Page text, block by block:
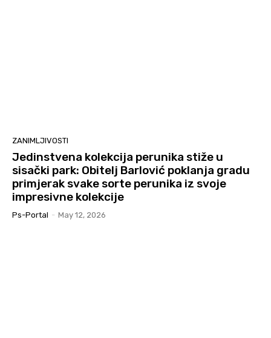
ZANIMLJIVOSTI
Jedinstvena kolekcija perunika stiže u
sisački park: Obitelj Barlović poklanja gradu
primjerak svake sorte perunika iz svoje
impresivne kolekcije
Ps-Portal - May 12, 2026